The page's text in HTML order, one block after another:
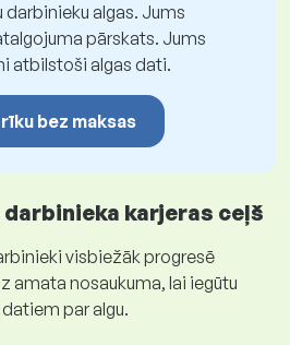
algas. Jums
pārskats. Jums
atbilstoši algas dati.
bez maksas
karjeras ceļš
visbiežāk progresē
amata nosaukuma, lai iegūtu
par algu.